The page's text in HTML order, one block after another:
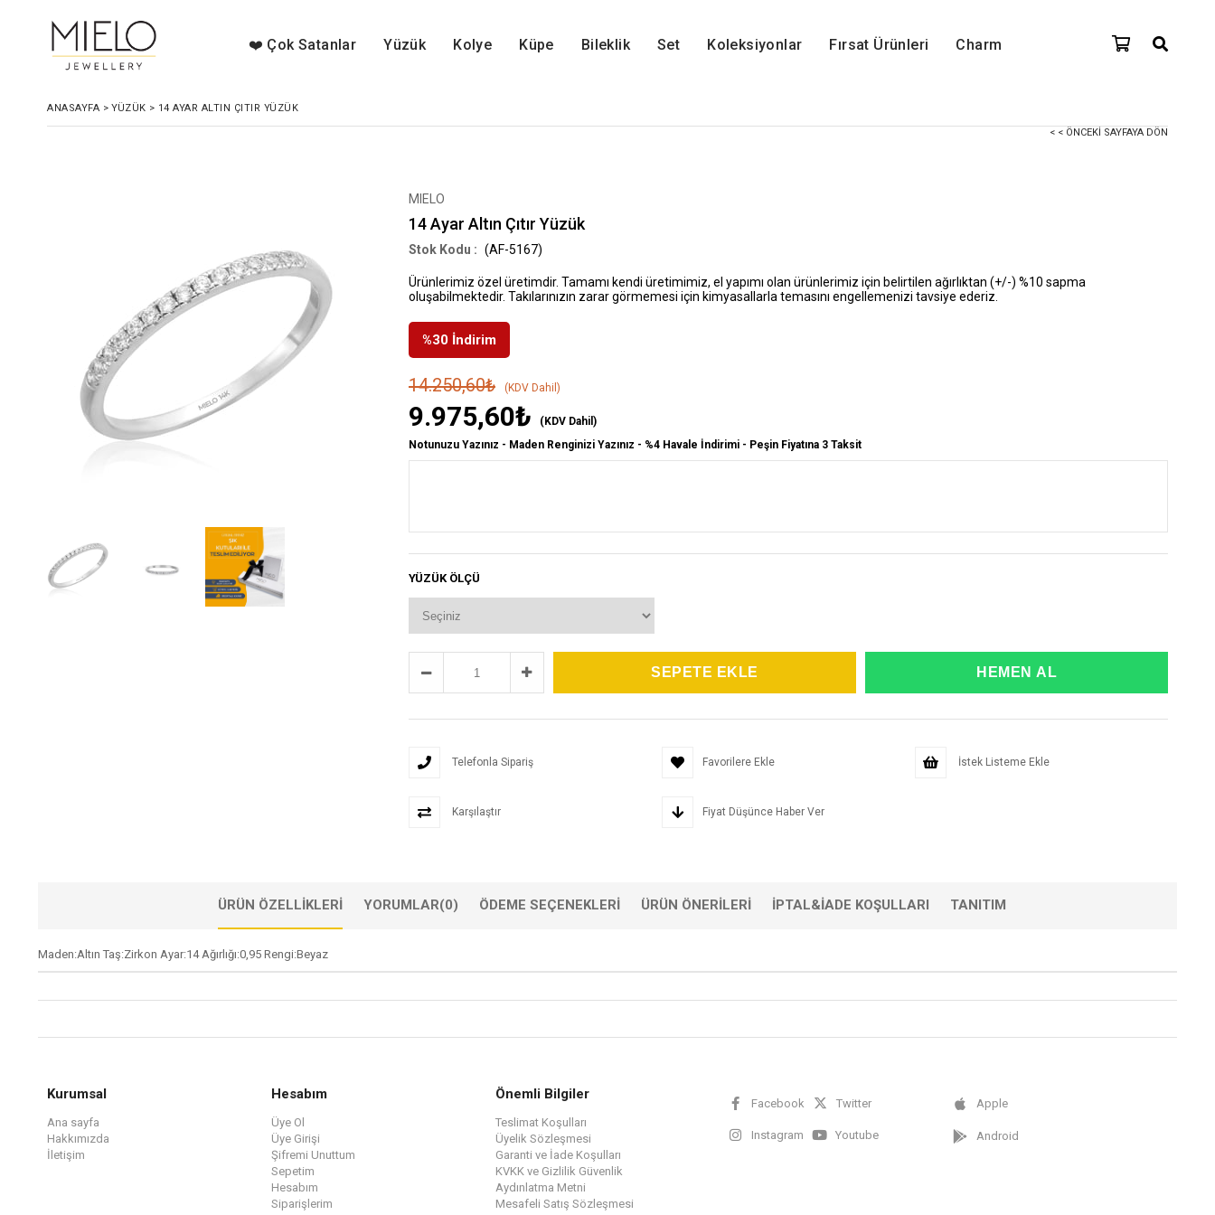
❤️ Çok Satanlar Yüzük Kolye Küpe Bileklik Set Koleksiyonlar Fırsat Ürünleri Charm
ANASAYFA > YÜZÜK > 14 AYAR ALTIN ÇITIR YÜZÜK
< < ÖNCEKI SAYFAYA DÖN
MIELO
14 Ayar Altın Çıtır Yüzük
(AF-5167)
Ürünlerimiz özel üretimdir. Tamamı kendi üretimimiz, el yapımı olan ürünlerimiz için belirtilen ağırlıktan (+/-) %10 sapma
oluşabilmektedir. Takılarınızın zarar görmemesi için kimyasallarla temasını engellemenizi tavsiye ederiz.
%30 İndirim
14.250,60₺ (KDV Dahil)
9.975,60₺
(KDV Dahil)
Notunuzu Yazınız - Maden Renginizi Yazınız - %4 Havale İndirimi - Peşin Fiyatına 3 Taksit
YÜZÜK ÖLÇÜ
Telefonla Sipariş Favorilere Ekle İstek Listeme Ekle
Karşılaştır Fiyat Düşünce Haber Ver
ÜRÜN ÖZELLIKLERI YORUMLAR(0) ÖDEME SEÇENEKLERI ÜRÜN ÖNERILERI İPTAL&İADE KOŞULLARI TANITIM
Maden:Altın Taş:Zirkon Ayar:14 Ağırlığı:0,95 Rengi:Beyaz
Kurumsal
Ana sayfa
Hakkımızda
İletişim
Hesabım
Üye Ol
Üye Girişi
Şifremi Unuttum
Sepetim
Hesabım
Siparişlerim
Önemli Bilgiler
Teslimat Koşulları
Üyelik Sözleşmesi
Garanti ve İade Koşulları
KVKK ve Gizlilik Güvenlik
Aydınlatma Metni
Mesafeli Satış Sözleşmesi
Facebook Twitter
Instagram Youtube
Apple
Android